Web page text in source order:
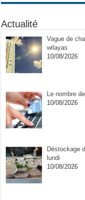
Actualité
Vague de
wilayas
10/08/2026
Le nombre
10/08/2026
Déstockage
lundi
10/08/2026